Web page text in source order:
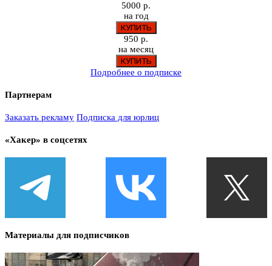
5000 р.
на год
950 р.
на месяц
Подробнее о подписке
Партнерам
Заказать рекламу Подписка для юрлиц
«Хакер» в соцсетях
Материалы для подписчиков